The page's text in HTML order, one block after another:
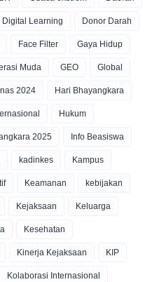
Digital Learning Donor Darah
Face Filter Gaya Hidup
Muda GEO Global
2024 Hari Bhayangkara
Hukum
2025 Info Beasiswa
kadinkes Kampus
Keamanan kebijakan
Kejaksaan Keluarga
Kesehatan
Kinerja Kejaksaan KIP
Kolaborasi Internasional